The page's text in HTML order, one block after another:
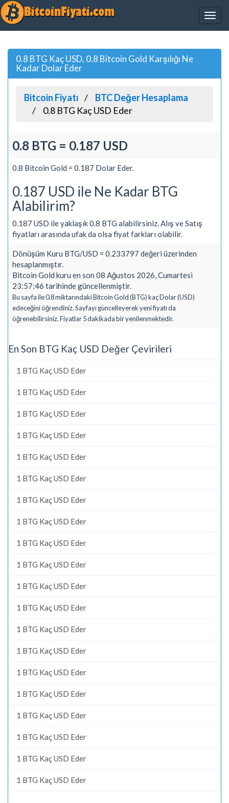
0.8 BTG Kaç USD, 0.8 Bitcoin Gold Karşılığı Ne
Kadar Dolar Eder
Bitcoin Fiyatı
BTC Değer Hesaplama
0.8 BTG Kaç USD Eder
0.8 BTG = 0.187 USD
0.8 Bitcoin Gold = 0.187 Dolar Eder.
0.187 USD ile Ne Kadar BTG
Alabilirim?
0.187 USD ile yaklaşık 0.8 BTG alabilirsiniz. Alış ve Satış
fiyatları arasında ufak da olsa fiyat farkları olabilir.
Dönüşüm Kuru BTG/USD = 0.233797 değeri üzerinden
hesaplanmıştır.
Bitcoin Gold kuru en son 08 Ağustos 2026, Cumartesi
23:57:46 tarihinde güncellenmiştir.
Bu sayfa ile 0.8 miktarındaki Bitcoin Gold (BTG) kaç Dolar (USD)
edeceğini öğrendiniz. Sayfayı güncelleyerek yeni fiyatı da
öğrenebilirsiniz. Fiyatlar 5 dakikada bir yenilenmektedir.
En Son BTG Kaç USD Değer Çevirileri
1 BTG Kaç USD Eder
1 BTG Kaç USD Eder
1 BTG Kaç USD Eder
1 BTG Kaç USD Eder
1 BTG Kaç USD Eder
1 BTG Kaç USD Eder
1 BTG Kaç USD Eder
1 BTG Kaç USD Eder
1 BTG Kaç USD Eder
1 BTG Kaç USD Eder
1 BTG Kaç USD Eder
1 BTG Kaç USD Eder
1 BTG Kaç USD Eder
1 BTG Kaç USD Eder
1 BTG Kaç USD Eder
1 BTG Kaç USD Eder
1 BTG Kaç USD Eder
1 BTG Kaç USD Eder
1 BTG Kaç USD Eder
1 BTG Kaç USD Eder